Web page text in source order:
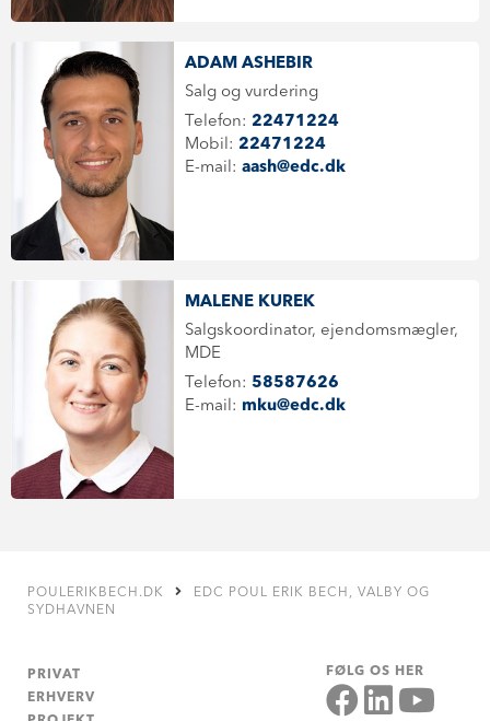
ADAM ASHEBIR
Salg og vurdering
Telefon: 22471224
Mobil: 22471224
E-mail: aash@edc.dk
MALENE KUREK
Salgskoordinator, ejendomsmægler,
MDE
Telefon: 58587626
E-mail: mku@edc.dk
POULERIKBECH.DK
EDC POUL ERIK BECH, VALBY OG
SYDHAVNEN
PRIVAT
ERHVERV
FØLG OS HER